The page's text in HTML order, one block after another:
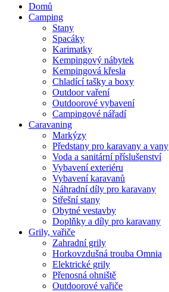
Domů
Camping
Stany
Spacáky
Karimatky
Kempingový nábytek
Kempingová křesla
Chladící tašky a boxy
Outdoor vaření
Outdoorové vybavení
Campingové nářadí
Caravaning
Markýzy
Předstany pro karavany a vany
Voda a sanitární příslušenství
Vybavení exteriéru
Vybavení karavanů
Náhradní díly pro karavany
Střešní stany
Obytné vestavby
Doplňky a díly pro karavany
Grily, vařiče
Zahradní grily
Horkovzdušná trouba Omnia
Elektrické grily
Přenosná ohniště
Outdoorové vařiče